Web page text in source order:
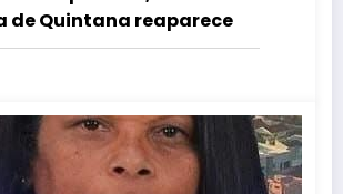
de Quintana reaparece